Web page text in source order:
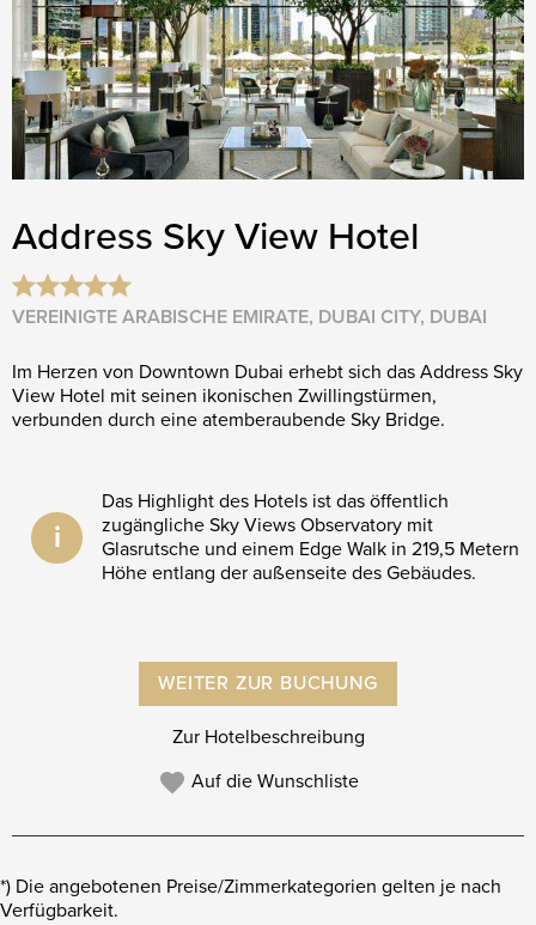
Address Sky View Hotel
VEREINIGTE ARABISCHE EMIRATE, DUBAI CITY, DUBAI
Im Herzen von Downtown Dubai erhebt sich das Address Sky
View Hotel mit seinen ikonischen Zwillings­türmen,
verbunden durch eine atemberaubende Sky Bridge.
i
Das Highlight des Hotels ist das öffentlich
zugängliche Sky Views Observatory mit
Glasrutsche und einem Edge Walk in 219,5 Metern
Höhe entlang der außenseite des Gebäudes.
WEITER ZUR BUCHUNG
Zur Hotelbeschreibung
Auf die Wunschliste
*) Die angebotenen Preise/Zimmerkategorien gelten je nach
Verfügbarkeit.